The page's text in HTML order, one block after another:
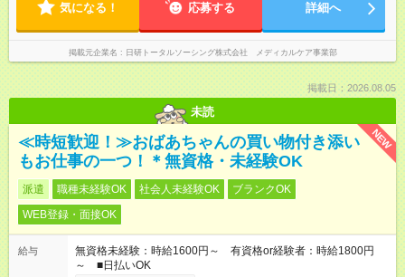
気になる！ 応募する 詳細へ
掲載元企業名 日研トータルソーシング株式会社 メディカルケア事業部
掲載日：2026.08.05
未読
NEW
≪時短歓迎！≫おばあちゃんの買い物付き添い
もお仕事の一つ！＊無資格・未経験OK
派遣 職種未経験OK 社会人未経験OK
ブランクOK
WEB登録・面接OK
給与
無資格未経験：時給1600円～ 有資格or経験者：時給1800円
～ ■日払いOK